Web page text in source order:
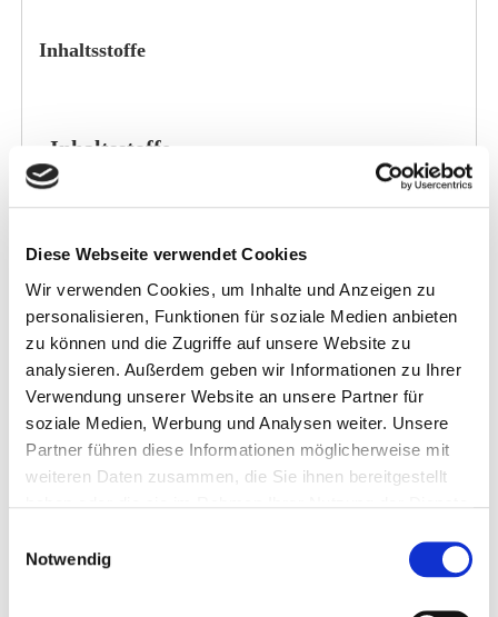
Diese Webseite verwendet Cookies
Wir verwenden Cookies, um Inhalte und Anzeigen zu
personalisieren, Funktionen für soziale Medien anbieten
zu können und die Zugriffe auf unsere Website zu
analysieren. Außerdem geben wir Informationen zu Ihrer
Verwendung unserer Website an unsere Partner für
soziale Medien, Werbung und Analysen weiter. Unsere
Partner führen diese Informationen möglicherweise mit
weiteren Daten zusammen, die Sie ihnen bereitgestellt
Notwendig
Inhaltsstoffe
Inhaltsstoffe
Rohfaser 7,0 %
Rohasche 8,0 %
verd. Rohprotein 83 g/kg
verd. Energie 13 MJ/kg
Stärke